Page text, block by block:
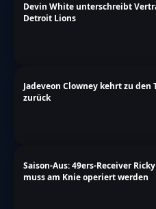
Devin White unterschreibt
Detroit Lions
Jadeveon Clowney kehrt zu den
zurück
Saison-Aus: 49ers-Receiver
muss am Knie operiert werden